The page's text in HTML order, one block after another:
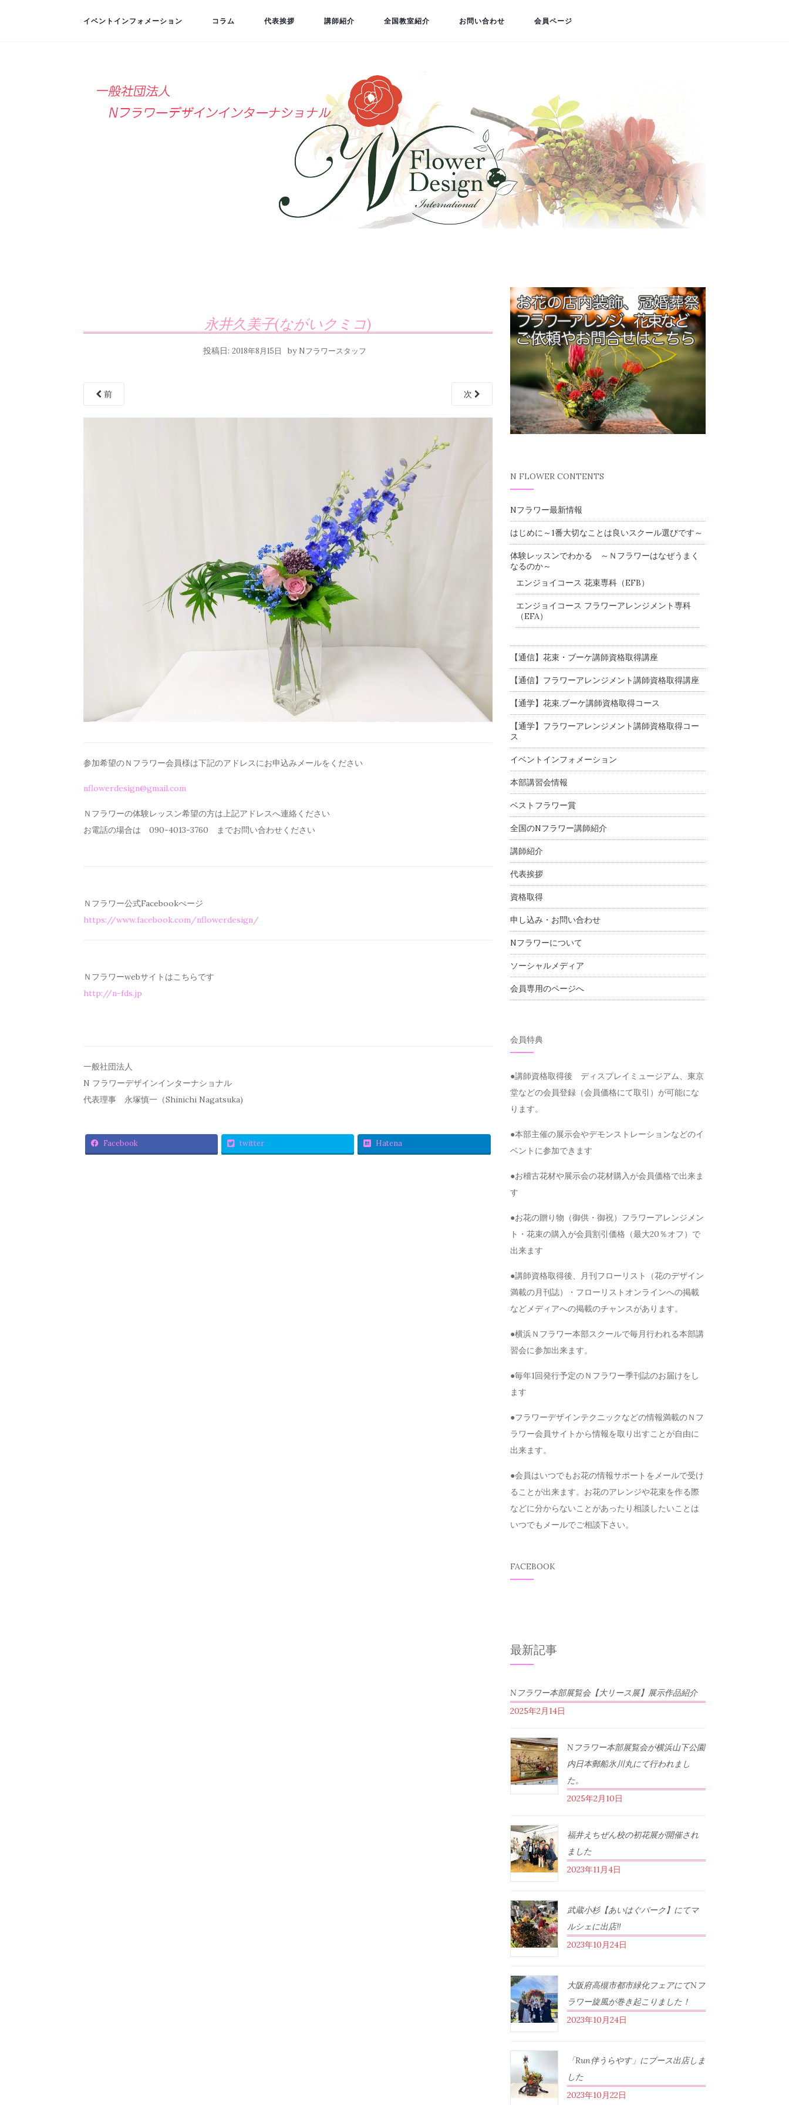
イベントインフォメーション コラム 代表挨拶 講師紹介 全国教室紹介 お問い合わせ 会員ページ
永井久美子(ながいクミコ)
投稿日:2018年8月15日 by Nフラワースタッフ
前 次
参加希望のＮフラワー会員様は下記のアドレスにお申込みメールを ください
nflowerdesign@gmail.com
Ｎフラワーの体験レッスン希望の方は上記アドレスへ連絡ください
お電話の場合は 090-4013-3760 までお問い合わせください
Ｎフラワー公式Facebookぺージ
https://www.facebook.com/nflowerdesign/
Ｎフラワーwebサイトはこちらです
http://n-fds.jp
一般社団法人
N フラワーデザインインターナショナル
代表理事 永塚慎一（Shinichi Nagatsuka)
Facebook twitter Hatena
N FLOWER CONTENTS
Nフラワー最新情報
はじめに～1番大切なことは良いスクール選びです～
体験レッスンでわかる ～Ｎフラワーはなぜうまく
なるのか～
エンジョイコース 花束専科（EFB）
エンジョイコース フラワーアレンジメント専科
（EFA）
【通信】花束・ブーケ講師資格取得講座
【通信】フラワーアレンジメント講師資格取得講座
【通学】花束.ブーケ講師資格取得コース
【通学】フラワーアレンジメント講師資格取得コー
ス
イベントインフォメーション
本部講習会情報
ベストフラワー賞
全国のNフラワー講師紹介
講師紹介
代表挨拶
資格取得
申し込み・お問い合わせ
Nフラワーについて
ソーシャルメディア
会員専用のページへ
会員特典
●講師資格取得後 ディスプレイミュージアム、東京
堂などの会員登録（会員価格にて取引）が可能にな
ります。
●本部主催の展示会やデモンストレーションなどのイ
ベントに参加できます
●お稽古花材や展示会の花材購入が会員価格で出来ま
す
●お花の贈り物（御供・御祝）フラワーアレンジメン
ト・花束の購入が会員割引価格（最大20％オフ）で
出来ます
●講師資格取得後、月刊フローリスト（花のデザイン
満載の月刊誌）・フローリストオンラインへの掲載
などメディアへの掲載のチャンスがあります。
●横浜Ｎフラワー本部スクールで毎月行われる本部講
習会に参加出来ます。
●毎年1回発行予定のＮフラワー季刊誌のお届けをし
ます
●フラワーデザインテクニックなどの情報満載のＮフ
ラワー会員サイトから情報を取り出すことが自由に
出来ます。
●会員はいつでもお花の情報サポートをメールで受け
ることが出来ます。お花のアレンジや花束を作る際
などに分からないことがあったり相談したいことは
いつでもメールでご相談下さい。
FACEBOOK
最新記事
Nフラワー本部展覧会【大リース展】展示作品紹介
2025年2月14日
Nフラワー本部展覧会が横浜山下公園
内日本郵船氷川丸にて行われまし
た。
2025年2月10日
福井えちぜん校の初花展が開催され
ました
2023年11月4日
武蔵小杉【あいはぐパーク】にてマ
ルシェに出店‼︎
2023年10月24日
大阪府高槻市都市緑化フェアにてNフ
ラワー旋風が巻き起こりました！
2023年10月24日
「Run伴うらやす」にブース出店しま
した
2023年10月22日